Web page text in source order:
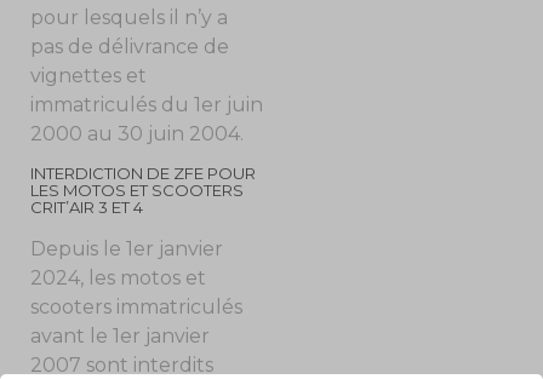
pour lesquels il n’y a
pas de délivrance de
vignettes et
immatriculés du 1er juin
2000 au 30 juin 2004.
INTERDICTION DE ZFE POUR
LES MOTOS ET SCOOTERS
CRIT’AIR 3 ET 4
Depuis le 1er janvier
2024, les motos et
scooters immatriculés
avant le 1er janvier
2007 sont interdits